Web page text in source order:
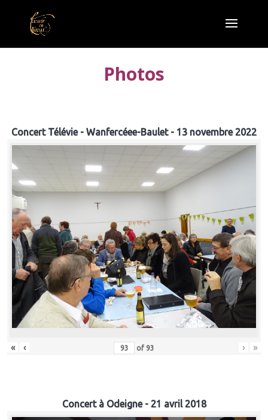
Photos
Concert Télévie - Wanfercéee-Baulet - 13 novembre 2022
« ‹ of 93 › »
Concert à Odeigne - 21 avril 2018